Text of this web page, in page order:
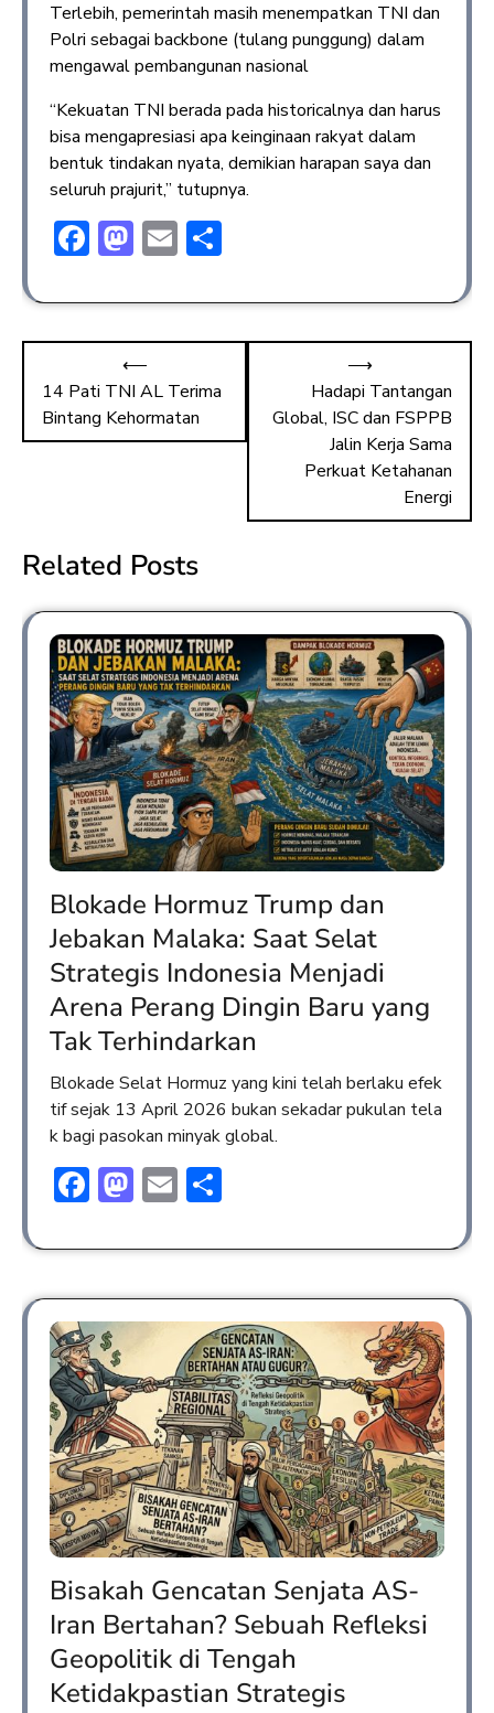
Terlebih, pemerintah masih menempatkan TNI dan
Polri sebagai backbone (tulang punggung) dalam
mengawal pembangunan nasional
“Kekuatan TNI berada pada historicalnya dan harus
bisa mengapresiasi apa keinginaan rakyat dalam
bentuk tindakan nyata, demikian harapan saya dan
seluruh prajurit,” tutupnya.
F
e
b
o
ok
M
st
o
d
o
n
E
ai
l
ar
e
⟵
14 Pati TNI AL Terima
Bintang Kehormatan
Hadapi Tantangan
Global, ISC dan FSPPB
Jalin Kerja Sama
Perkuat Ketahanan
Energi
⟶
Related Posts
Blokade Hormuz Trump dan
Jebakan Malaka: Saat Selat
Strategis Indonesia Menjadi
Arena Perang Dingin Baru yang
Tak Terhindarkan
Blokade Selat Hormuz yang kini telah berlaku efek
tif sejak 13 April 2026 bukan sekadar pukulan tela
k bagi pasokan minyak global.
Facebook
Mastodon
Email
Bisakah Gencatan Senjata AS-
Iran Bertahan? Sebuah Refleksi
Geopolitik di Tengah
Ketidakpastian Strategis